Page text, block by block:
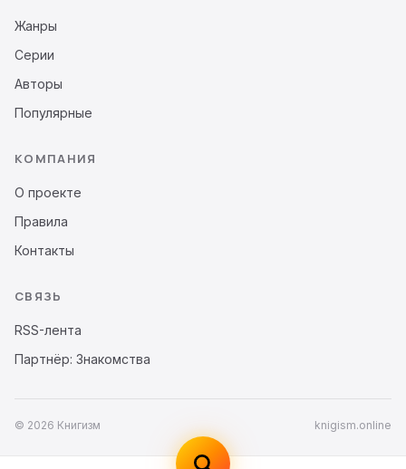
Жанры
Серии
Авторы
Популярные
КОМПАНИЯ
О проекте
Правила
Контакты
СВЯЗЬ
RSS-лента
Партнёр: Знакомства
© 2026 Книгизм knigism.online